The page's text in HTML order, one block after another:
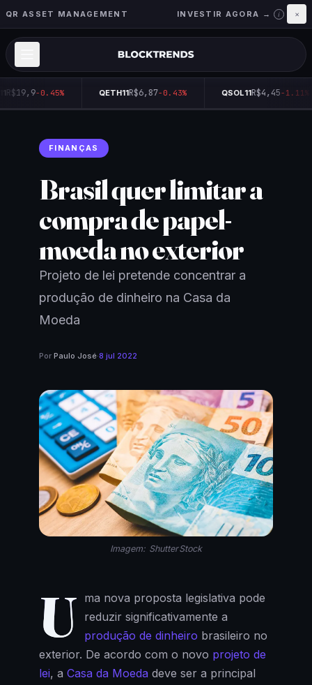
QR ASSET MANAGEMENT INVESTIR AGORA → i ×
R$19,9-0.45% QETH11R$6,87-0.43% QSOL11R$4,45-1.11%
FINANÇAS
Brasil quer limitar a
compra de papel-
moeda no exterior
Projeto de lei pretende concentrar a
produção de dinheiro na Casa da
Moeda
Por Paulo José·8 jul 2022
Imagem: ShutterStock
U ma nova proposta legislativa pode
reduzir significativamente a
produção de dinheiro brasileiro no
exterior. De acordo com o novo projeto de
lei, a Casa da Moeda deve ser a principal